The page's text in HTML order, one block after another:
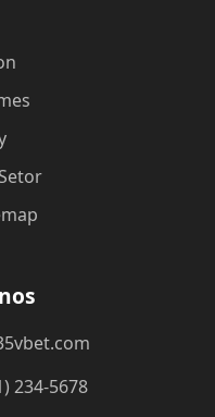
234-5678